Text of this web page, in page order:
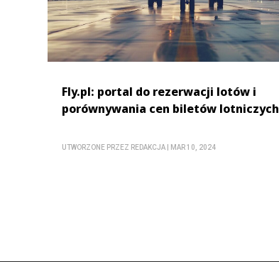
Fly.pl: portal do rezerwacji lotów i
porównywania cen biletów lotniczych
UTWORZONE PRZEZ REDAKCJA MAR 10, 2024